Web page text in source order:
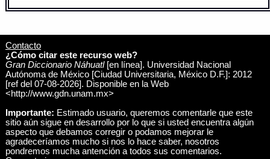
Contacto
¿Cómo citar este recurso web?
Gran Diccionario Náhuatl[en línea]. Universidad Nacional
Autónoma de México [Ciudad Universitaria, México D.F.]: 2012
[ref del 07-08-2026]. Disponible en la Web
<http://www.gdn.unam.mx>
Importante: Estimado usuario, queremos comentarle que este
sitio aún sigue en desarrollo por lo que si usted encuentra algún
aspecto que debamos corregir o podamos mejorar le
agradeceríamos mucho si nos lo hace saber, nosotros
pondremos mucha antención a todos sus comentarios.